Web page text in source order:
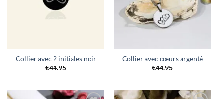
Collier avec 2 initiales noir
€44.95
Collier avec cœurs argenté
€44.95